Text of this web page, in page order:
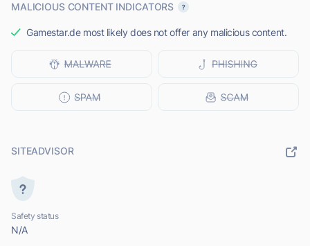
MALICIOUS CONTENT INDICATORS
Gamestar.de most likely does not offer any malicious content.
SITEADVISOR
Safety status
N/A